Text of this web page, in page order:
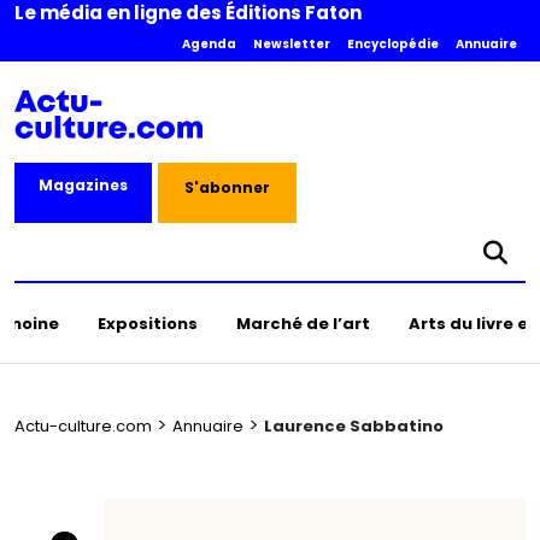
Le média en ligne des Éditions Faton
Agenda Newsletter Encyclopédie Annuaire
Magazines S'abonner
Expositions Marché de l’art Arts du livre
Actu-culture.com > Annuaire > Laurence Sabbatino